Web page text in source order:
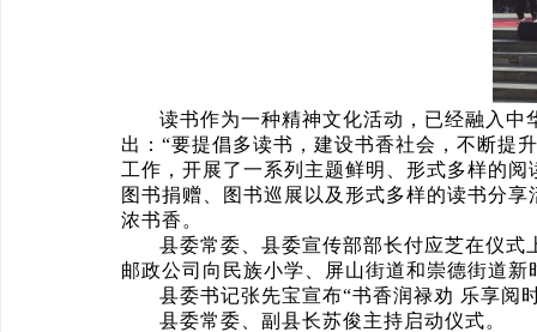
读书作为一种精神文化活动，已经融入
出：“要提倡多读书，建设书香社会，不断提
工作，开展了一系列主题鲜明、形式多样的
图书捐赠、图书巡展以及形式多样的读书分
浓书香。
县委常委、县委宣传部部长付应芝在仪
邮政公司向民族小学、屏山街道和崇德街道
县委书记张先宝宣布“书香润禄劝 乐享阅
县委常委、副县长苏俊主持启动仪式。